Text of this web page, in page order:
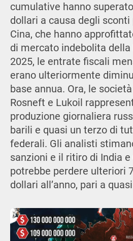
cumulative hanno
dollari a causa degli
Cina, che hanno
di mercato indebolita della
2025, le entrate fiscali
erano ulteriormente
base annua. Ora, le
Rosneft e Lukoil
produzione giornaliera
barili e quasi un terzo di
federali. Gli analisti
sanzioni e il ritiro di India e
potrebbe perdere ulteriori
dollari all’anno, pari a